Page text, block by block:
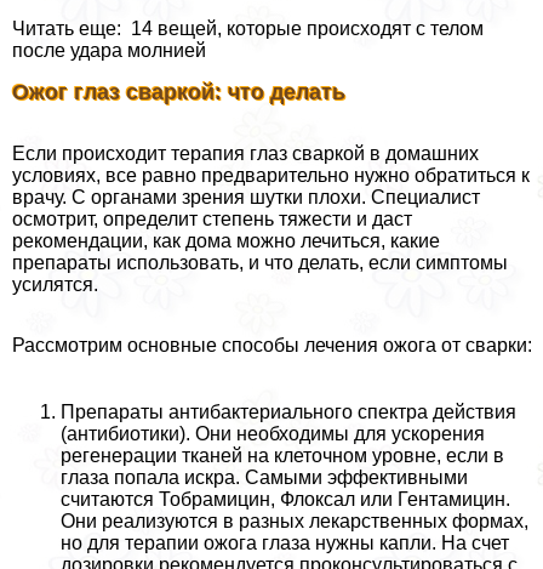
Читать еще: 14 вещей, которые происходят с телом
после удара молнией
Ожог глаз сваркой: что делать
Если происходит терапия глаз сваркой в домашних
условиях, все равно предварительно нужно обратиться к
врачу. С органами зрения шутки плохи. Специалист
осмотрит, определит степень тяжести и даст
рекомендации, как дома можно лечиться, какие
препараты использовать, и что делать, если симптомы
усилятся.
Рассмотрим основные способы лечения ожога от сварки:
Препараты антибактериального спектра действия
(антибиотики). Они необходимы для ускорения
регенерации тканей на клеточном уровне, если в
глаза попала искра. Самыми эффективными
считаются Тобрамицин, Флоксал или Гентамицин.
Они реализуются в разных лекарственных формах,
но для терапии ожога глаза нужны капли. На счет
дозировки рекомендуется проконсультироваться с